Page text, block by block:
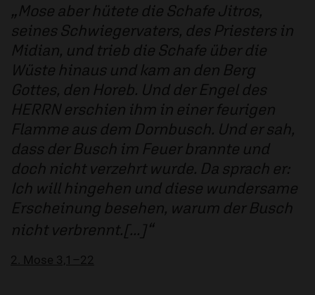
Mose aber hütete die Schafe Jitros,
seines Schwiegervaters, des Priesters in
Midian, und trieb die Schafe über die
Wüste hinaus und kam an den Berg
Gottes, den Horeb. Und der Engel des
HERRN erschien ihm in einer feurigen
Flamme aus dem Dornbusch. Und er sah,
dass der Busch im Feuer brannte und
doch nicht verzehrt wurde. Da sprach er:
Ich will hingehen und diese wundersame
Erscheinung besehen, warum der Busch
nicht verbrennt.[...]
2. Mose 3,1–22